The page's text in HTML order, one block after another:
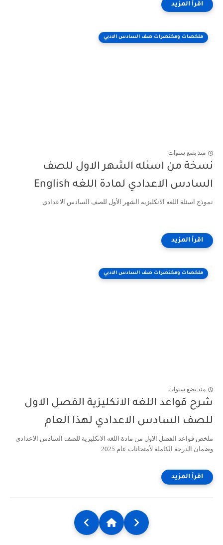
ملخصات ومختصرات صف السادس الادبي
منذ بضع سنوات
نسخة من اسئله الشهر الاول للصف
السادس الاعدادي لمادة اللغه English
نموذج اسئلة اللغه الانكليزيه الشهر الأول للصف السادس الاعدادي
ملخصات ومختصرات صف السادس الادبي
منذ بضع سنوات
شرح قواعد اللغه الانكليزية الفصل الاول
للصف السادس الاعدادي لهذا العام
ملخص قواعد الفصل الاول من مادة اللغه الانكليزية للصف السادس الاعدادي
وضمان الدرجة الكاملة لأمتحانات عام 2025